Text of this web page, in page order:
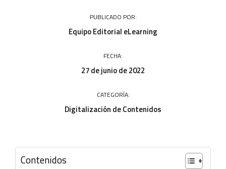
PUBLICADO POR:
Equipo Editorial eLearning
FECHA:
27 de junio de 2022
CATEGORÍA:
Digitalización de Contenidos
Contenidos